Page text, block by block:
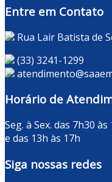
Entre em Contato
Rua Lair Batista de
(33) 3241-1299
Horário de
Seg. à Sex. das 7h30 às
e das 13h às 17h
Siga nossas redes